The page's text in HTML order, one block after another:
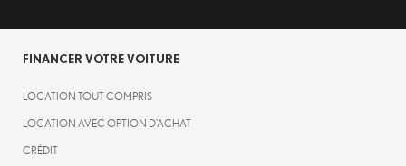
FINANCER VOTRE VOITURE
LOCATION TOUT COMPRIS
LOCATION AVEC OPTION D'ACHAT
CRÉDIT